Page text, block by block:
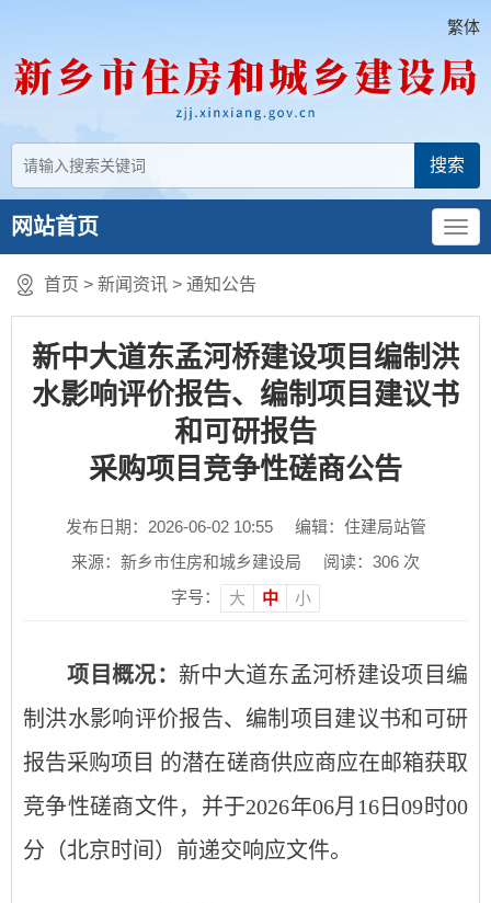
繁体
网站首页
首页 > 新闻资讯 > 通知公告
新中大道东孟河桥建设项目编制洪
水影响评价报告、编制项目建议书
和可研报告
采购项目竞争性磋商公告
发布日期：2026-06-02 10:55
编辑：住建局站管
来源：新乡市住房和城乡建设局
阅读： 306 次
字号：
大 中 小
项目概况： 新中大道东孟河桥建设项目编
制洪水影响评价报告、编制项目建议书和可研
报告采购项目 的潜在磋商供应商应在邮箱获取
竞争性磋商文件，并于2026年06月 16日09时00
分 （北京时间）前递交响应文件。